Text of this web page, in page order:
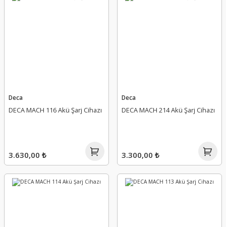
Deca
DECA MACH 116 Akü Şarj Cihazı
3.630,00 ₺
Deca
DECA MACH 214 Akü Şarj Cihazı
3.300,00 ₺